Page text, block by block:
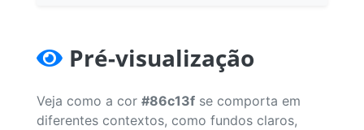
Pré-visualização
Veja como a cor #86c13f se comporta em
diferentes contextos, como fundos claros,